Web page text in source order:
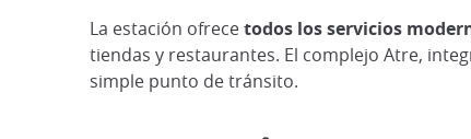
La estación ofrecetodos los servicios
tiendas y restaurantes. El complejo Atre,
simple punto de tránsito.